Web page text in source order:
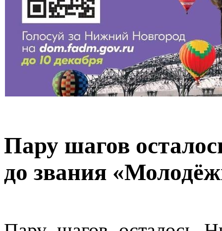
Пару шагов
до звания